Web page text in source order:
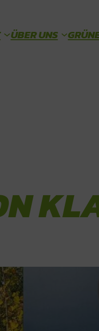
ÜBER UNS
von KLAR!
Stefan vom
anschaulich